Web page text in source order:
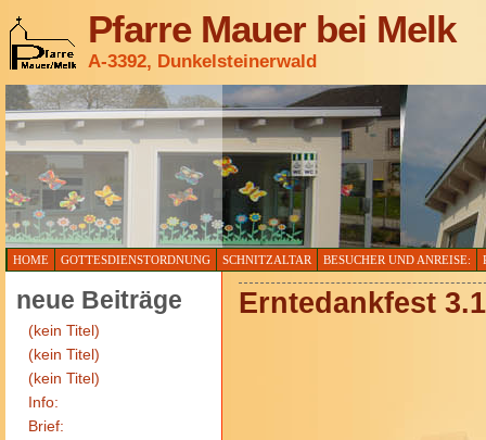
Pfarre Mauer bei Melk
A-3392, Dunkelsteinerwald
HOME GOTTESDIENSTORDNUNG SCHNITZALTAR BESUCHER UND ANREISE:
neue Beiträge
(kein Titel)
(kein Titel)
(kein Titel)
Info:
Brief:
Erntedankfest